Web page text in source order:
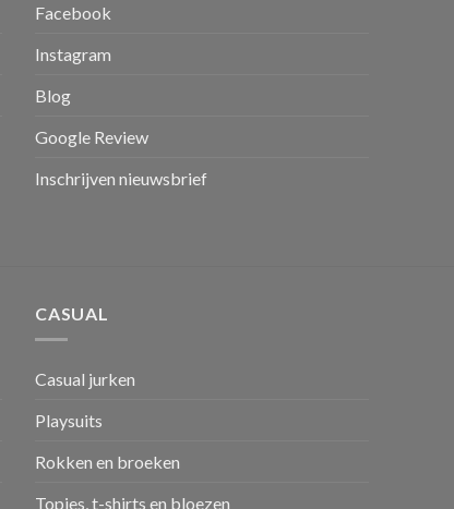
Facebook
Instagram
Blog
Google Review
Inschrijven nieuwsbrief
CASUAL
Casual jurken
Playsuits
Rokken en broeken
Topjes, t-shirts en bloezen